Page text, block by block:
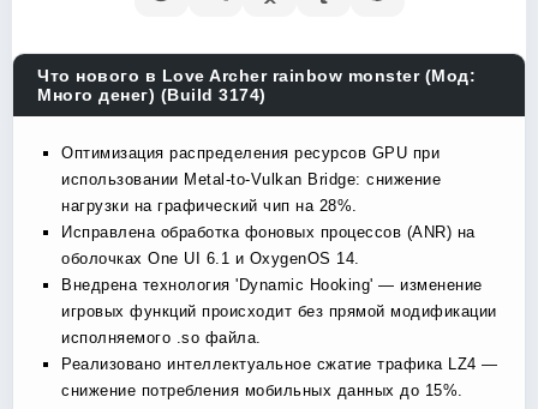
Что нового в Love Archer rainbow monster (Мод:
Много денег) (Build 3174)
Оптимизация распределения ресурсов GPU при
использовании Metal-to-Vulkan Bridge: снижение
нагрузки на графический чип на 28%.
Исправлена обработка фоновых процессов (ANR) на
оболочках One UI 6.1 и OxygenOS 14.
Внедрена технология 'Dynamic Hooking' — изменение
игровых функций происходит без прямой модификации
исполняемого .so файла.
Реализовано интеллектуальное сжатие трафика LZ4 —
снижение потребления мобильных данных до 15%.